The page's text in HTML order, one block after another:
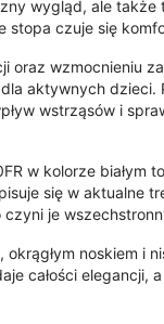
wygląd, ale także
stopa czuje się
oraz wzmocnieniu
aktywnych dzieci.
wstrząsów i
w kolorze
się w aktualne
je
okrągłym noskiem i
całości elegancji,